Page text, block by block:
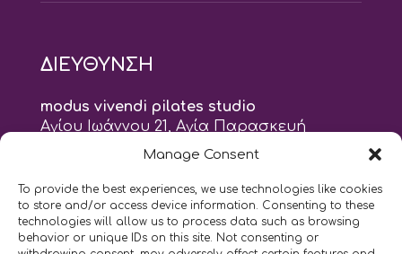
Manage Consent
To provide the best experiences, we use technologies like cookies
to store and/or access device information. Consenting to these
technologies will allow us to process data such as browsing
behavior or unique IDs on this site. Not consenting or
ΔΙΕΥΘΥΝΣΗ
modus vivendi pilates studio
Αγίου Ιωάννου 21, Αγία Παρασκευή
τηλ: 210 6082152
naskari.d@modusvivendi-pilates.gr
ΣΗΜΕΡΑ ΕΙΝΑΙ 06/08